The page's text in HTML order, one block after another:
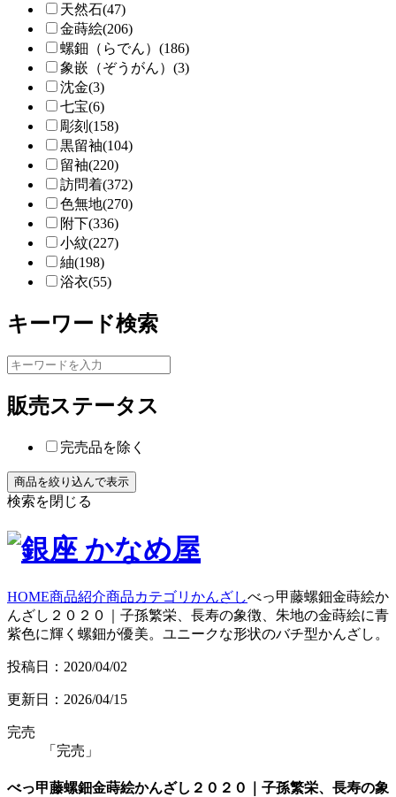
天然石(47)
金蒔絵(206)
螺鈿（らでん）(186)
象嵌（ぞうがん）(3)
沈金(3)
七宝(6)
彫刻(158)
黒留袖(104)
留袖(220)
訪問着(372)
色無地(270)
附下(336)
小紋(227)
紬(198)
浴衣(55)
キーワード検索
販売ステータス
完売品を除く
検索を閉じる
HOME商品紹介商品カテゴリ かんざしべっ甲藤螺鈿金蒔絵か
んざし２０２０｜子孫繁栄、長寿の象徴、朱地の金蒔絵に青
紫色に輝く螺鈿が優美。ユニークな形状のバチ型かんざし。
投稿日：2020/04/02
更新日：2026/04/15
完売
「完売」
べっ甲藤螺鈿金蒔絵かんざし２０２０｜子孫繁栄、長寿の象